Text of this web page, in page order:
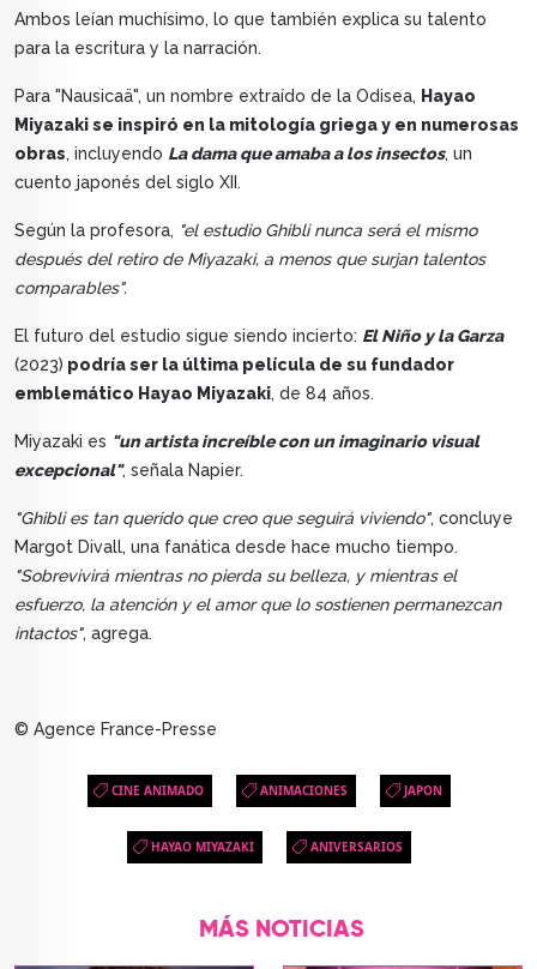
Ambos leían muchísimo, lo que también explica su talento
para la escritura y la narración.
Para "Nausicaä", un nombre extraído de la Odisea, Hayao
Miyazaki se inspiró en la mitología griega y en numerosas
obras, incluyendo La dama que amaba a los insectos, un
cuento japonés del siglo XII.
Según la profesora, "el estudio Ghibli nunca será el mismo
después del retiro de Miyazaki, a menos que surjan talentos
comparables".
El futuro del estudio sigue siendo incierto: El Niño y la Garza
(2023) podría ser la última película de su fundador
emblemático Hayao Miyazaki, de 84 años.
Miyazaki es "un artista increíble con un imaginario visual
excepcional", señala Napier.
"Ghibli es tan querido que creo que seguirá viviendo", concluye
Margot Divall, una fanática desde hace mucho tiempo.
"Sobrevivirá mientras no pierda su belleza, y mientras el
esfuerzo, la atención y el amor que lo sostienen permanezcan
intactos", agrega.
© Agence France-Presse
CINE ANIMADO ANIMACIONES JAPON
HAYAO MIYAZAKI ANIVERSARIOS
MÁS NOTICIAS